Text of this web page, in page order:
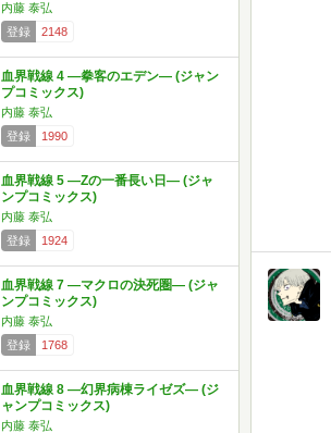
内藤 泰弘
登録
2148
血界戦線 4 ―拳客のエデン― (ジャン
プコミックス)
内藤 泰弘
登録
1990
血界戦線 5 ―Zの一番長い日― (ジャ
ンプコミックス)
内藤 泰弘
登録
1924
血界戦線 7 ―マクロの決死圏― (ジャ
ンプコミックス)
内藤 泰弘
登録
1768
血界戦線 8 ―幻界病棟ライゼズ― (ジ
ャンプコミックス)
内藤 泰弘